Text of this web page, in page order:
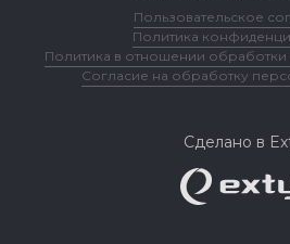
Пользовательское
Политика
Политика в отношении обработки
Согласие на обработку
Сделано в